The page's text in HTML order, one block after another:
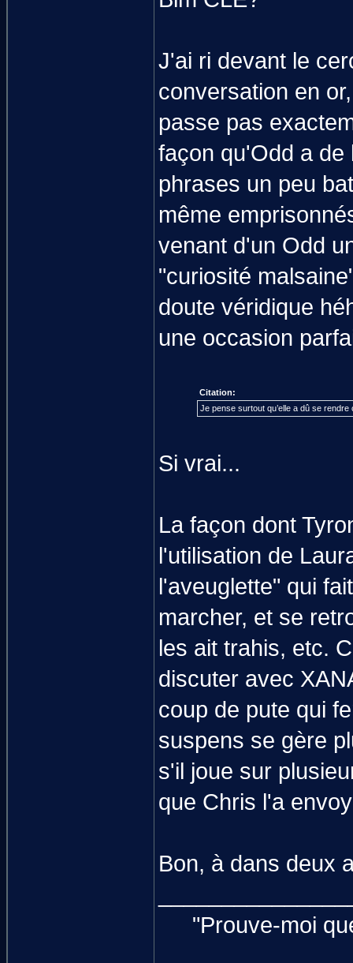
J'ai ri devant le
conversation en
passe pas
façon qu'Odd a de
phrases un peu
même
venant d'un Odd
"curiosité
doute véridique
une occasion
Citation:
Je pense surtout qu’elle a dû se
Si vrai...
La façon dont
l'utilisation de
l'aveuglette" qui
marcher, et se
les ait trahis, etc.
discuter avec
coup de pute qui
suspens se gère
s'il joue sur
que Chris l'a
Bon, à dans deux
"Prouve-moi